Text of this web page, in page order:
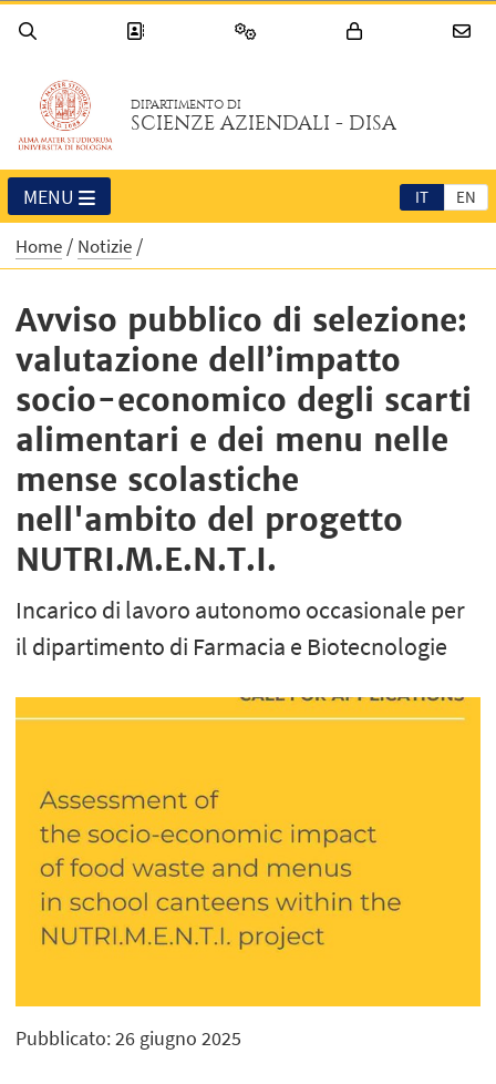
DIPARTIMENTO DI
SCIENZE AZIENDALI - DISA
IT EN
MENU
Home Notizie
Avviso pubblico di selezione:
valutazione dell’impatto
socio-economico degli scarti
alimentari e dei menu nelle
mense scolastiche
nell'ambito del progetto
NUTRI.M.E.N.T.I.
Incarico di lavoro autonomo occasionale per
il dipartimento di Farmacia e Biotecnologie
Pubblicato: 26 giugno 2025